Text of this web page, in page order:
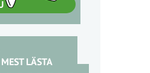
MEST LÄSTA